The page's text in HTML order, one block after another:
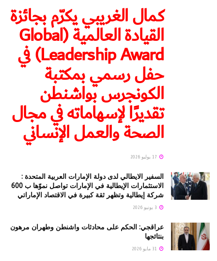
كمال الغريبي يكرّم بجائزة
القيادة العالمية (Global
Leadership Award) في
حفل رسمي بمكتبة
الكونجرس بواشنطن
تقديرًا لإسهاماته في مجال
الصحة والعمل الإنساني
السفير الايطالي لدى دولة الإمارات العربية المتحدة :
الاستثمارات الإيطالية في الإمارات تواصل نموّها ب 600
شركة إيطالية وتظهر ثقة كبيرة في الاقتصاد الإماراتي
عراقجي: الحكم على محادثات واشنطن وطهران مرهون
بنتائجها